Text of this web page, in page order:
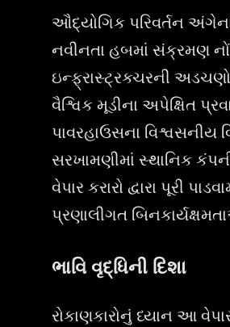
ઔદ્યોગિક પરિવર્તન
નવીનતા હબમાં સંક્રમણ
ઇન્ફ્રાસ્ટ્રક્ચરની
વૈશ્વિક મૂડીના અપેક્ષિત
પાવરહાઉસના વિશ્વસનીય
સરખામણીમાં સ્થાનિક
વેપાર કરારો દ્વારા પૂરી
પ્રણાલીગત
ભાવિ વૃદ્ધિની દિશા
રોકાણકારોનું ધ્યાન આ